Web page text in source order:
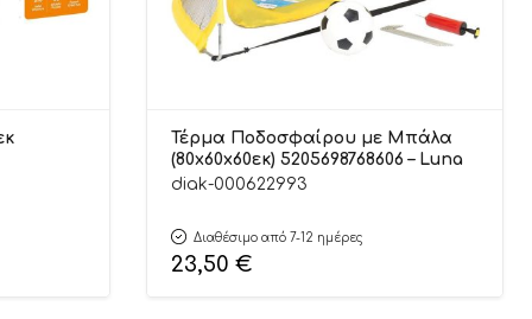
Τέρμα Ποδοσφαίρου με Μπάλα
(80x60x60εκ) 5205698768606 – Luna
diak-000622993
Διαθέσιμο από 7-12 ημέρες
23,50 €